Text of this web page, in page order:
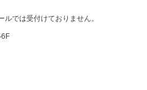
では受付けておりません。